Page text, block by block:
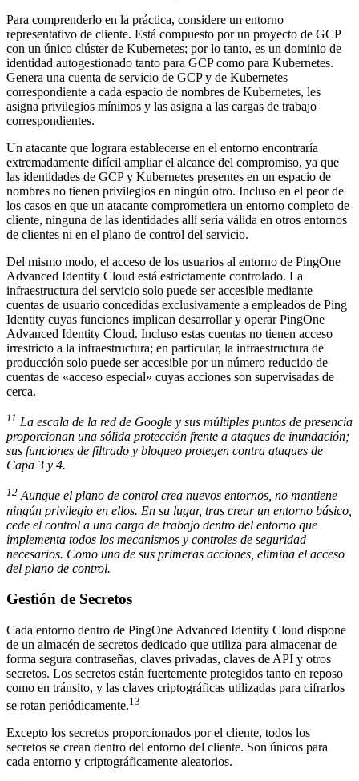
Para comprenderlo en la práctica, considere un entorno
representativo de cliente. Está compuesto por un proyecto de GCP
con un único clúster de Kubernetes; por lo tanto, es un dominio de
identidad autogestionado tanto para GCP como para Kubernetes.
Genera una cuenta de servicio de GCP y de Kubernetes
correspondiente a cada espacio de nombres de Kubernetes, les
asigna privilegios mínimos y las asigna a las cargas de trabajo
correspondientes.
Un atacante que lograra establecerse en el entorno encontraría
extremadamente difícil ampliar el alcance del compromiso, ya que
las identidades de GCP y Kubernetes presentes en un espacio de
nombres no tienen privilegios en ningún otro. Incluso en el peor de
los casos en que un atacante comprometiera un entorno completo de
cliente, ninguna de las identidades allí sería válida en otros entornos
de clientes ni en el plano de control del servicio.
Del mismo modo, el acceso de los usuarios al entorno de PingOne
Advanced Identity Cloud está estrictamente controlado. La
infraestructura del servicio solo puede ser accesible mediante
cuentas de usuario concedidas exclusivamente a empleados de Ping
Identity cuyas funciones implican desarrollar y operar PingOne
Advanced Identity Cloud. Incluso estas cuentas no tienen acceso
irrestricto a la infraestructura; en particular, la infraestructura de
producción solo puede ser accesible por un número reducido de
cuentas de «acceso especial» cuyas acciones son supervisadas de
cerca.
11 La escala de la red de Google y sus múltiples puntos de presencia
proporcionan una sólida protección frente a ataques de inundación;
sus funciones de filtrado y bloqueo protegen contra ataques de
Capa 3 y 4.
12 Aunque el plano de control crea nuevos entornos, no mantiene
ningún privilegio en ellos. En su lugar, tras crear un entorno básico,
cede el control a una carga de trabajo dentro del entorno que
implementa todos los mecanismos y controles de seguridad
necesarios. Como una de sus primeras acciones, elimina el acceso
del plano de control.
Gestión de Secretos
Cada entorno dentro de PingOne Advanced Identity Cloud dispone
de un almacén de secretos dedicado que utiliza para almacenar de
forma segura contraseñas, claves privadas, claves de API y otros
secretos. Los secretos están fuertemente protegidos tanto en reposo
como en tránsito, y las claves criptográficas utilizadas para cifrarlos
se rotan periódicamente.13
Excepto los secretos proporcionados por el cliente, todos los
secretos se crean dentro del entorno del cliente. Son únicos para
cada entorno y criptográficamente aleatorios.